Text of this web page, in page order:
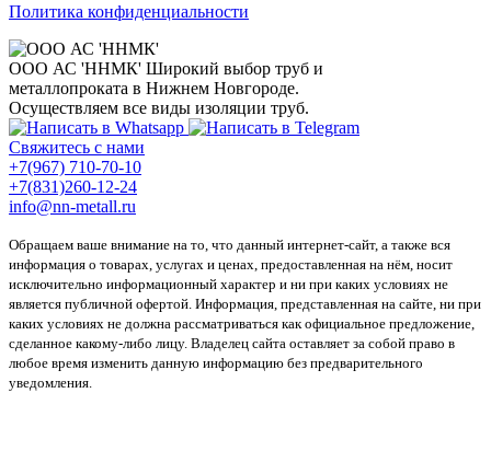
Политика конфиденциальности
ООО АС 'ННМК' Широкий выбор труб и
металлопроката в Нижнем Новгороде.
Осуществляем все виды изоляции труб.
Свяжитесь с нами
+7(967) 710-70-10
+7(831)260-12-24
info@nn-metall.ru
Обращаем ваше внимание на то, что данный интернет-сайт, а также вся
информация о товарах, услугах и ценах, предоставленная на нём, носит
исключительно информационный характер и ни при каких условиях не
является публичной офертой. Информация, представленная на сайте, ни при
каких условиях не должна рассматриваться как официальное предложение,
сделанное какому-либо лицу. Владелец сайта оставляет за собой право в
любое время изменить данную информацию без предварительного
уведомления.